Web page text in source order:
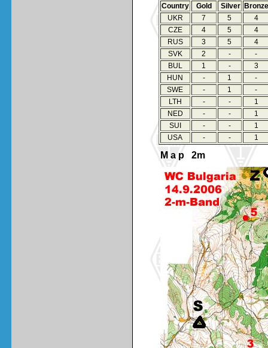
Country
Gold Silver Bronze
UKR
7 5
4
CZE
4 5
4
RUS
3 5
4
SVK
2 -
-
BUL
1 -
3
HUN
- 1
-
SWE
- 1
-
LTH
- -
1
NED
- -
1
SUI
- -
1
USA
- - 1
M a p 2m